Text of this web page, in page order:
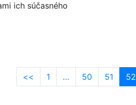
ich súčasného
<< 1 … 50 51 52